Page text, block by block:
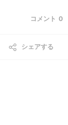
コメント 0
シェアする